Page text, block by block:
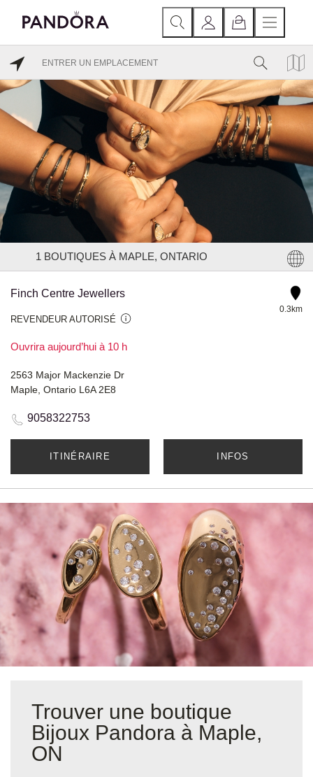
1 BOUTIQUES À MAPLE, ONTARIO
Finch Centre Jewellers
REVENDEUR AUTORISÉ
Ouvrira aujourd’hui à 10 h
0.3km
2563 Major Mackenzie Dr
Maple, Ontario L6A 2E8
9058322753
ITINÉRAIRE INFOS
Trouver une boutique
Bijoux Pandora à Maple,
ON